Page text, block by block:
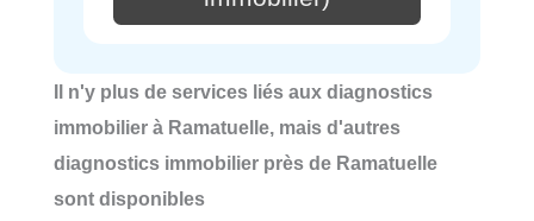
Il n'y plus de services liés aux diagnostics
immobilier à Ramatuelle, mais d'autres
diagnostics immobilier près de Ramatuelle
sont disponibles